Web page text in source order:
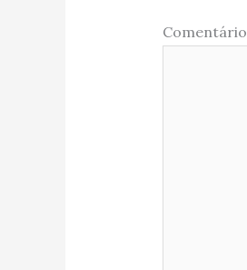
Comentário